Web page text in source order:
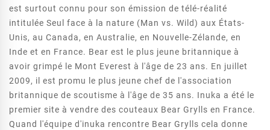
est surtout connu pour son émission de télé-réalité
intitulée Seul face à la nature (Man vs. Wild) aux États-
Unis, au Canada, en Australie, en Nouvelle-Zélande, en
Inde et en France. Bear est le plus jeune britannique à
avoir grimpé le Mont Everest à l'âge de 23 ans. En juillet
2009, il est promu le plus jeune chef de l'association
britannique de scoutisme à l'âge de 35 ans. Inuka a été le
premier site à vendre des couteaux Bear Grylls en France.
Quand l'équipe d'inuka rencontre Bear Grylls cela donne